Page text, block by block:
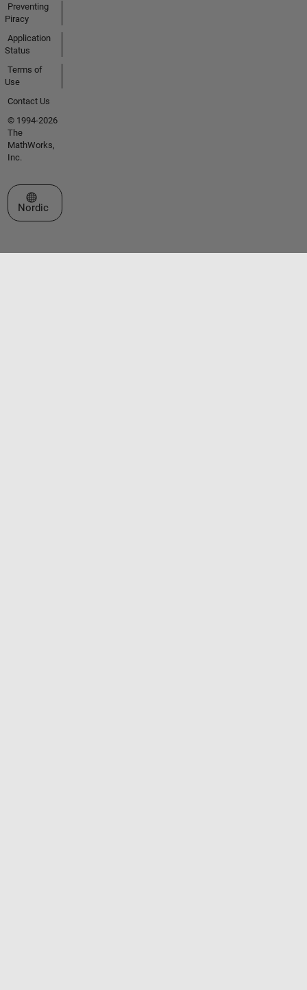
Preventing
Piracy
Application
Status
Terms of
Use
Contact Us
© 1994-2026
The
MathWorks,
Inc.
Select a Web Site
Nordic